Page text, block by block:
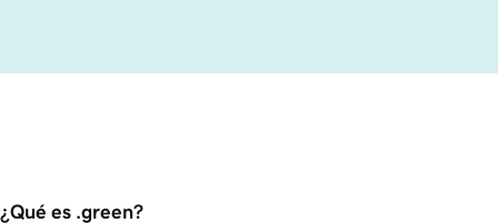
¿Qué es .green?